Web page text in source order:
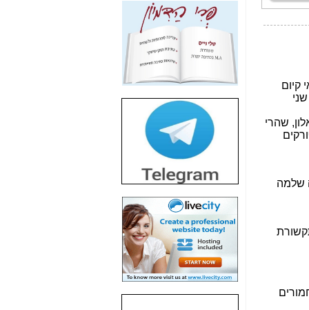
"יש אפליה בחקירה"?
חשיפה: למה השר
משה כחלון לא נחקר
עד היום? -
חשיפת חשד לשחיתות
הדומה לזו של "תיק
הסלולר -
חשיפת מה שלא
רוצים שתדעו בעניין
פריסת אנלימיטד
(בניחוח בלתי נסבל) -
כאן
חשיפה: איוב קרא
אישר לקבוצת סלקום
בדיוק מה שביבי אישר
כאן
האם השר איוב קרא
היה צריך בכלל לחתום
על האישור, שנתן